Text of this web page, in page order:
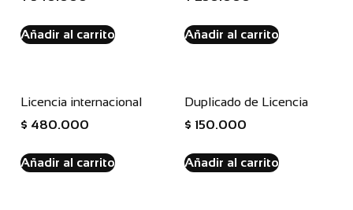
Añadir al carrito Añadir al carrito
Licencia internacional
$ 480.000
Añadir al carrito
Duplicado de Licencia
$ 150.000
Añadir al carrito